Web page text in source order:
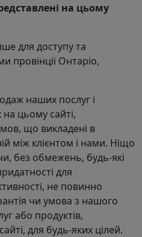
на цьому
для доступу та
провінції Онтаріо,
наших послуг і
на цьому сайті,
що викладені в
між клієнтом і нами. Ніщо
без обмежень, будь-які
для
не повинно
чи умова з нашого
або продуктів,
для будь-яких цілей.